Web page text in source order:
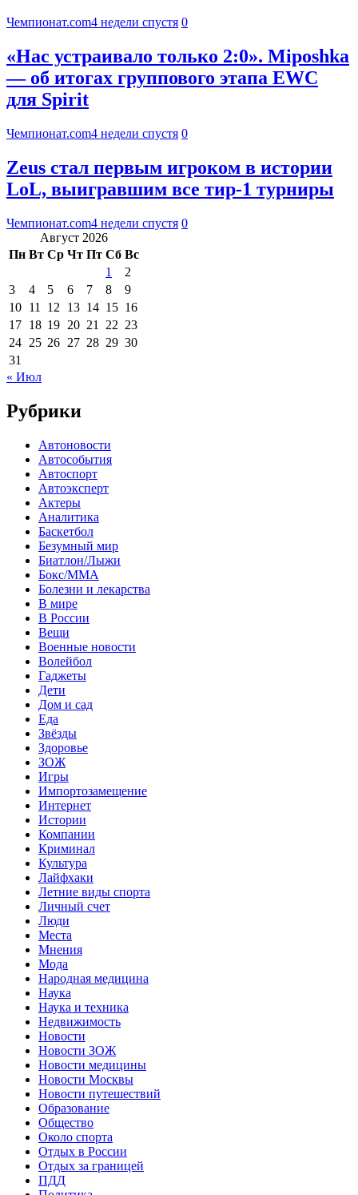
Чемпионат.com4 недели спустя 0
«Нас устраивало только 2:0». Miposhka
— об итогах группового этапа EWC
для Spirit
Чемпионат.com4 недели спустя 0
Zeus стал первым игроком в истории
LoL, выигравшим все тир-1 турниры
Чемпионат.com4 недели спустя 0
Август 2026
Пн Вт Ср Чт Пт Сб Вс
1
2
3
4 5 6 7 8
9
10 11 12 13 14 15 16
17 18 19 20 21 22 23
24 25 26 27 28 29 30
31
« Июл
Рубрики
Автоновости
Автособытия
Автоспорт
Автоэксперт
Актеры
Аналитика
Баскетбол
Безумный мир
Биатлон/Лыжи
Бокс/MMA
Болезни и лекарства
В мире
В России
Вещи
Военные новости
Волейбол
Гаджеты
Дети
Дом и сад
Еда
Звёзды
Здоровье
ЗОЖ
Игры
Импортозамещение
Интернет
Истории
Компании
Криминал
Культура
Лайфхаки
Летние виды спорта
Личный счет
Люди
Места
Мнения
Мода
Народная медицина
Наука
Наука и техника
Недвижимость
Новости
Новости ЗОЖ
Новости медицины
Новости Москвы
Новости путешествий
Образование
Общество
Около спорта
Отдых в России
Отдых за границей
ПДД